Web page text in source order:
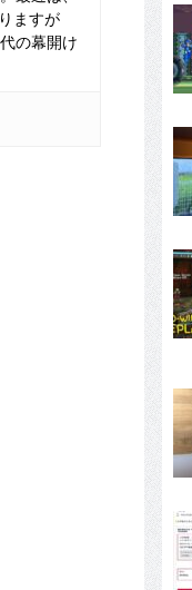
ますが
の幕開け